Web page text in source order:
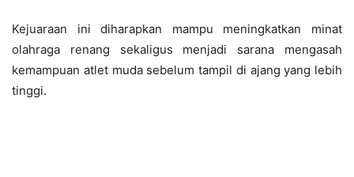
Kejuaraan ini diharapkan mampu meningkatkan minat
olahraga renang sekaligus menjadi sarana mengasah
kemampuan atlet muda sebelum tampil di ajang yang lebih
tinggi.